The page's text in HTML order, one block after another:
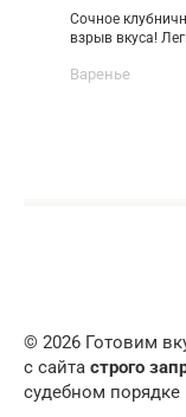
Сочное
взрыв вкуса!
Варенье
© 2026 Готовим
с сайта строго
судебном порядке